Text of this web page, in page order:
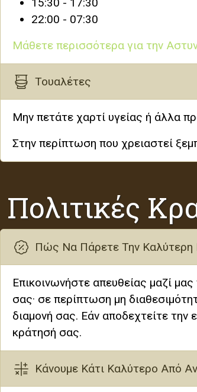
22:00 - 07:30
Μάθετε περισσότερα για την
Τουαλέτες
Μην πετάτε χαρτί υγείας ή άλλα
Στην περίπτωση που χρειαστεί
Πολιτικές
Πώς Να Πάρετε Την
Επικοινωνήστε απευθείας μαζί μας
σας· σε περίπτωση μη
διαμονή σας. Εάν αποδεχτείτε
κράτησή σας.
Κάνουμε Κάτι Καλύτερο Από